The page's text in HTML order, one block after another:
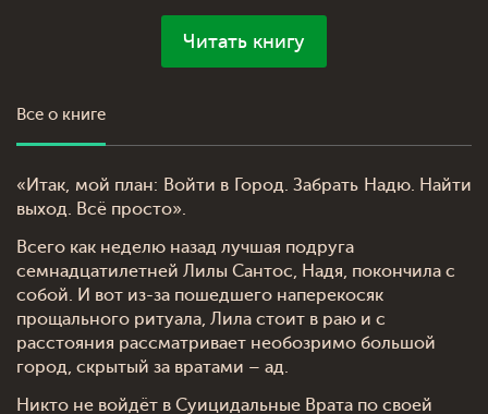
Читать книгу
Все о книге
«Итак, мой план: Войти в Город. Забрать Надю. Найти
выход. Всё просто».
Всего как неделю назад лучшая подруга
семнадцатилетней Лилы Сантос, Надя, покончила с
собой. И вот из-за пошедшего наперекосяк
прощального ритуала, Лила стоит в раю и с
расстояния рассматривает необозримо большой
город, скрытый за вратами – ад.
Никто не войдёт в Суицидальные Врата по своей